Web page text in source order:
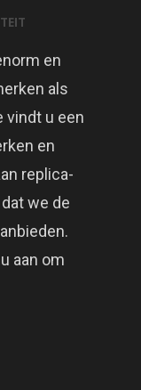
en
als
vindt u een
en
replica-
we de
aan om